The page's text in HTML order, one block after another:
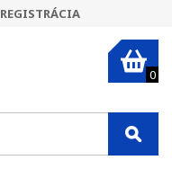
REGISTRÁCIA
0